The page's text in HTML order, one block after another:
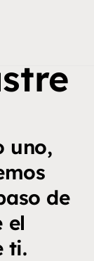
uno,
de
el
ti.